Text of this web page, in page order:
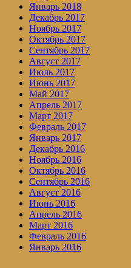
Январь 2018
Декабрь 2017
Ноябрь 2017
Октябрь 2017
Сентябрь 2017
Август 2017
Июль 2017
Июнь 2017
Май 2017
Апрель 2017
Март 2017
Февраль 2017
Январь 2017
Декабрь 2016
Ноябрь 2016
Октябрь 2016
Сентябрь 2016
Август 2016
Июнь 2016
Апрель 2016
Март 2016
Февраль 2016
Январь 2016